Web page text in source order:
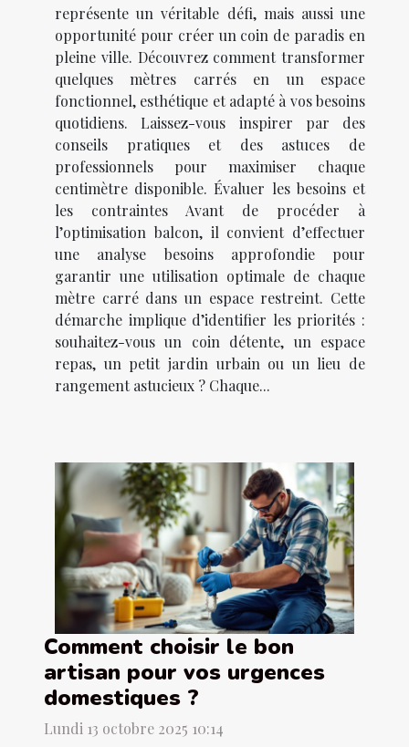
représente un véritable défi, mais aussi une
opportunité pour créer un coin de paradis en
pleine ville. Découvrez comment transformer
quelques mètres carrés en un espace
fonctionnel, esthétique et adapté à vos besoins
quotidiens. Laissez-vous inspirer par des
conseils pratiques et des astuces de
professionnels pour maximiser chaque
centimètre disponible. Évaluer les besoins et
les contraintes Avant de procéder à
l’optimisation balcon, il convient d’effectuer
une analyse besoins approfondie pour
garantir une utilisation optimale de chaque
mètre carré dans un espace restreint. Cette
démarche implique d’identifier les priorités :
souhaitez-vous un coin détente, un espace
repas, un petit jardin urbain ou un lieu de
rangement astucieux ? Chaque...
Comment choisir le bon
artisan pour vos urgences
domestiques ?
Lundi 13 octobre 2025 10:14